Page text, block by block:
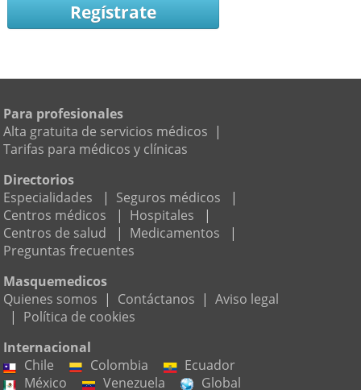
Regístrate
Para profesionales
Alta gratuita de servicios médicos |
Tarifas para médicos y clínicas
Directorios
Especialidades
| Seguros médicos
|
Centros médicos
| Hospitales
|
Centros de salud
| Medicamentos
|
Preguntas frecuentes
Masquemedicos
Quienes somos | Contáctanos | Aviso legal
| Política de cookies
Internacional
Chile
Colombia
Ecuador
México
Venezuela Global